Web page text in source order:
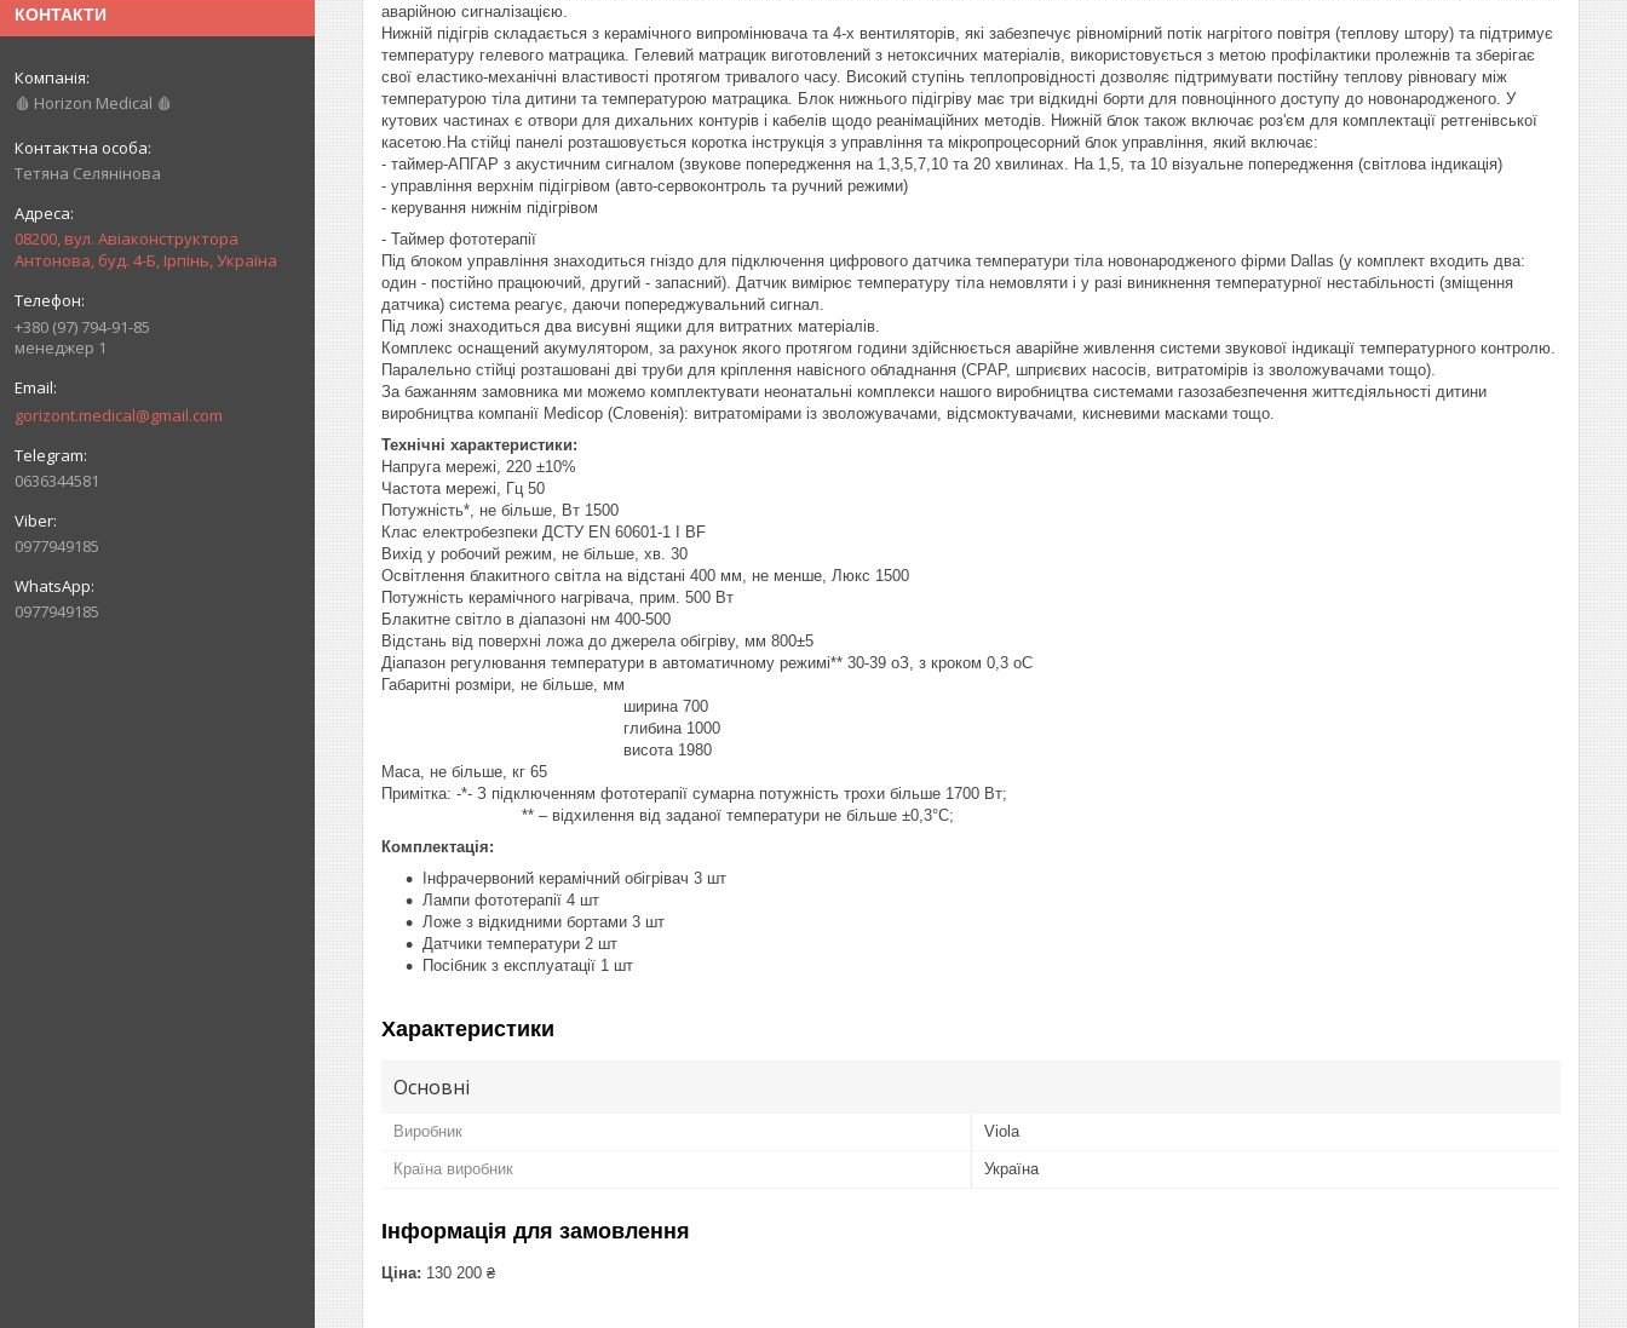
КОНТАКТИ
🩸 Horizon Medical 🩸
Тетяна Селянінова
08200, вул. Авіаконструктора
Антонова, буд. 4-Б, Ірпінь, Україна
+380 (97) 794-91-85
менеджер 1
gorizont.medical@gmail.com
0636344581
0977949185
0977949185
аварійною сигналізацією.
Нижній підігрів складається з керамічного випромінювача та 4-х вентиляторів, які забезпечує рівномірний потік нагрітого повітря (теплову штору) та підтримує
температуру гелевого матрацика. Гелевий матрацик виготовлений з нетоксичних матеріалів, використовується з метою профілактики пролежнів та зберігає
свої еластико-механічні властивості протягом тривалого часу. Високий ступінь теплопровідності дозволяє підтримувати постійну теплову рівновагу між
температурою тіла дитини та температурою матрацика. Блок нижнього підігріву має три відкидні борти для повноцінного доступу до новонародженого. У
кутових частинах є отвори для дихальних контурів і кабелів щодо реанімаційних методів. Нижній блок також включає роз'єм для комплектації ретгенівської
касетою.На стійці панелі розташовується коротка інструкція з управління та мікропроцесорний блок управління, який включає:
- таймер-АПГАР з акустичним сигналом (звукове попередження на 1,3,5,7,10 та 20 хвилинах. На 1,5, та 10 візуальне попередження (світлова індикація)
- управління верхнім підігрівом (авто-сервоконтроль та ручний режими)
- керування нижнім підігрівом
- Таймер фототерапії
Під блоком управління знаходиться гніздо для підключення цифрового датчика температури тіла новонародженого фірми Dallas (у комплект входить два:
один - постійно працюючий, другий - запасний). Датчик вимірює температуру тіла немовляти і у разі виникнення температурної нестабільності (зміщення
датчика) система реагує, даючи попереджувальний сигнал.
Під ложі знаходиться два висувні ящики для витратних матеріалів.
Комплекс оснащений акумулятором, за рахунок якого протягом години здійснюється аварійне живлення системи звукової індикації температурного контролю.
Паралельно стійці розташовані дві труби для кріплення навісного обладнання (СРАР, шприєвих насосів, витратомірів із зволожувачами тощо).
За бажанням замовника ми можемо комплектувати неонатальні комплекси нашого виробництва системами газозабезпечення життєдіяльності дитини
виробництва компанії Мedicop (Словенія): витратомірами із зволожувачами, відсмоктувачами, кисневими масками тощо.
Технічні характеристики:
Напруга мережі, 220 ±10%
Частота мережі, Гц 50
Потужність*, не більше, Вт 1500
Клас електробезпеки ДСТУ EN 60601-1 І BF
Вихід у робочий режим, не більше, хв. 30
Освітлення блакитного світла на відстані 400 мм, не менше, Люкс 1500
Потужність керамічного нагрівача, прим. 500 Вт
Блакитне світло в діапазоні нм 400-500
Відстань від поверхні ложа до джерела обігріву, мм 800±5
Діапазон регулювання температури в автоматичному режимі** 30-39 oЗ, з кроком 0,3 oС
Габаритні розміри, не більше, мм
ширина 700
глибина 1000
висота 1980
Маса, не більше, кг 65
Примітка: -*- З підключенням фототерапії сумарна потужність трохи більше 1700 Вт;
** – відхилення від заданої температури не більше ±0,3°С;
Комплектація:
Інфрачервоний керамічний обігрівач 3 шт
Лампи фототерапії 4 шт
Ложе з відкидними бортами 3 шт
Датчики температури 2 шт
Посібник з експлуатації 1 шт
Характеристики
Основні
Виробник Viola
Країна виробник Україна
Інформація для замовлення
Ціна: 130 200 ₴